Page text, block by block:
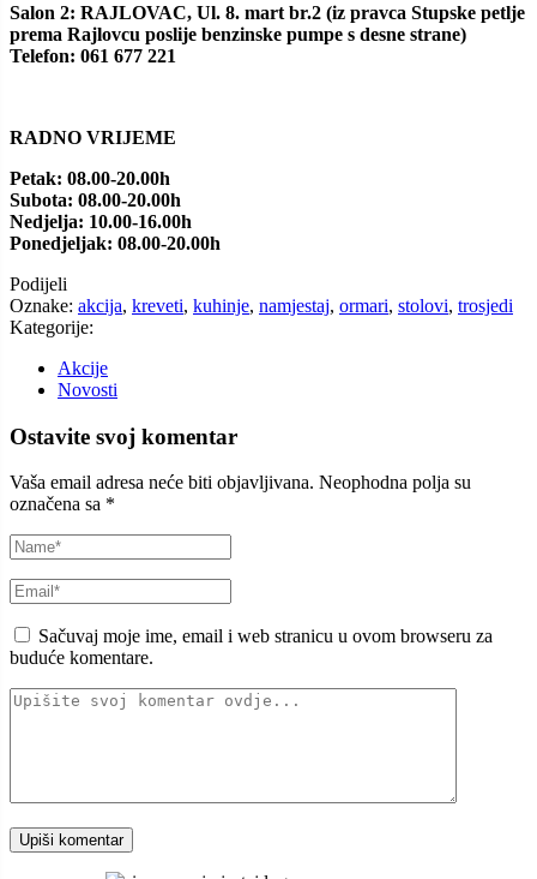
Salon 2: RAJLOVAC, Ul. 8. mart br.2 (iz pravca Stupske petlje
prema Rajlovcu poslije benzinske pumpe s desne strane)
Telefon: 061 677 221
RADNO VRIJEME
Petak: 08.00-20.00h
Subota: 08.00-20.00h
Nedjelja: 10.00-16.00h
Ponedjeljak: 08.00-20.00h
Podijeli
Oznake: akcija, kreveti, kuhinje, namjestaj, ormari, stolovi, trosjedi
Kategorije:
Akcije
Novosti
Ostavite svoj komentar
Vaša email adresa neće biti objavljivana. Neophodna polja su
označena sa *
Sačuvaj moje ime, email i web stranicu u ovom browseru za
buduće komentare.